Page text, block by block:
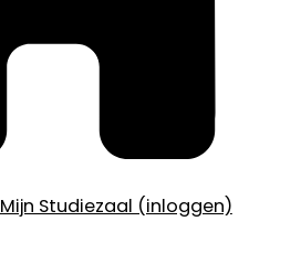
Mijn Studiezaal (inloggen)